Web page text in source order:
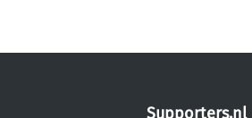
Supporters.nl